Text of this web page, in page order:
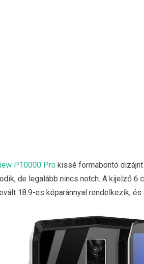
P10000 Pro kissé formabontó
de legalább nincs notch. A kijelző
18:9-es képaránnyal rendelkezik,